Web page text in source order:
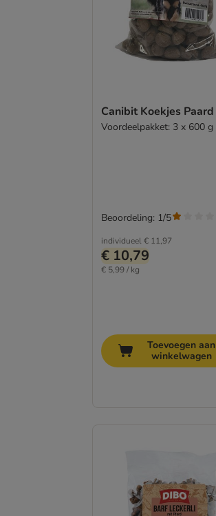
Canibit Koekjes Paard
Voordeelpakket: 3 x 600 g
individueel€ 11,97
€ 10,79
€ 5,99 / kg
Beoordeling: 1/5
Toevoegen aan
winkelwagen